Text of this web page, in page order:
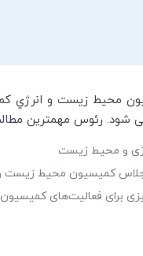
محيط زيست و انرژي
می شود. رئوس مهمترین
و محیط‌ زیست
کمیسیون محیط زیست
برای فعالیت‌های کمیسیون